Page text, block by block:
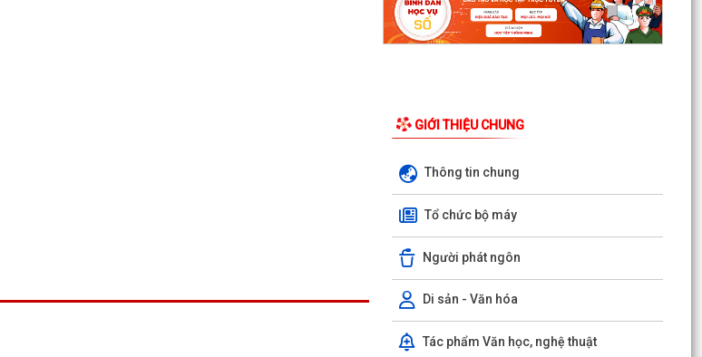
GIỚI THIỆU CHUNG
Thông tin chung
Tổ chức bộ máy
Người phát ngôn
Di sản - Văn hóa
Tác phẩm Văn học, nghệ thuật